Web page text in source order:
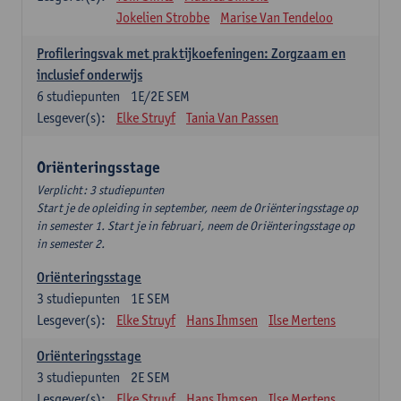
Jokelien Strobbe
Marise Van Tendeloo
Profileringsvak met praktijkoefeningen: Zorgzaam en
inclusief onderwijs
1E/2E SEM
6 studiepunten
Lesgever(s):
Elke Struyf Tania Van Passen
Oriënteringsstage
Verplicht: 3 studiepunten
Start je de opleiding in september, neem de Oriënteringsstage op
in semester 1. Start je in februari, neem de Oriënteringsstage op
in semester 2.
Oriënteringsstage
1E SEM
3 studiepunten
Lesgever(s):
Elke Struyf Hans Ihmsen Ilse Mertens
Oriënteringsstage
2E SEM
3 studiepunten